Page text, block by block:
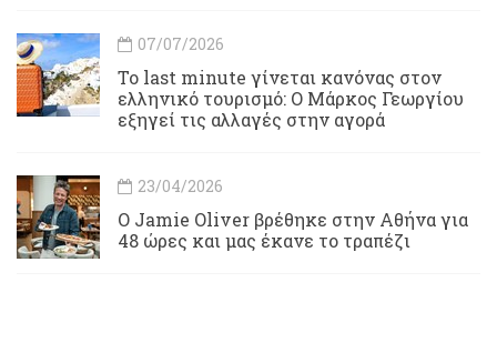
07/07/2026
Το last minute γίνεται κανόνας στον
ελληνικό τουρισμό: Ο Μάρκος Γεωργίου
εξηγεί τις αλλαγές στην αγορά
23/04/2026
Ο Jamie Oliver βρέθηκε στην Αθήνα για
48 ώρες και μας έκανε το τραπέζι